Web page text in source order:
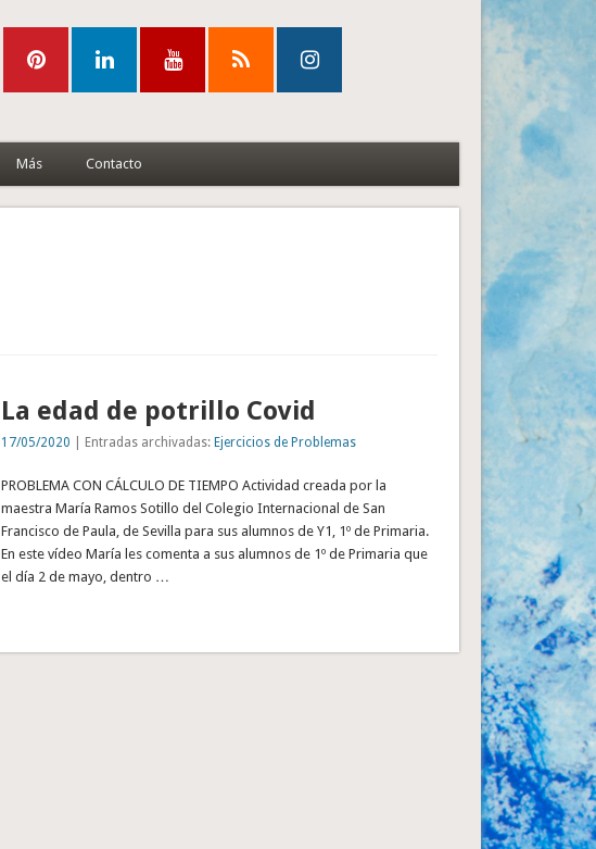
Más Contacto
La edad de potrillo Covid
17/05/2020 | Entradas archivadas: Ejercicios de Problemas
PROBLEMA CON CÁLCULO DE TIEMPO Actividad creada por la
maestra María Ramos Sotillo del Colegio Internacional de San
Francisco de Paula, de Sevilla para sus alumnos de Y1, 1º de Primaria.
En este vídeo María les comenta a sus alumnos de 1º de Primaria que
el día 2 de mayo, dentro …